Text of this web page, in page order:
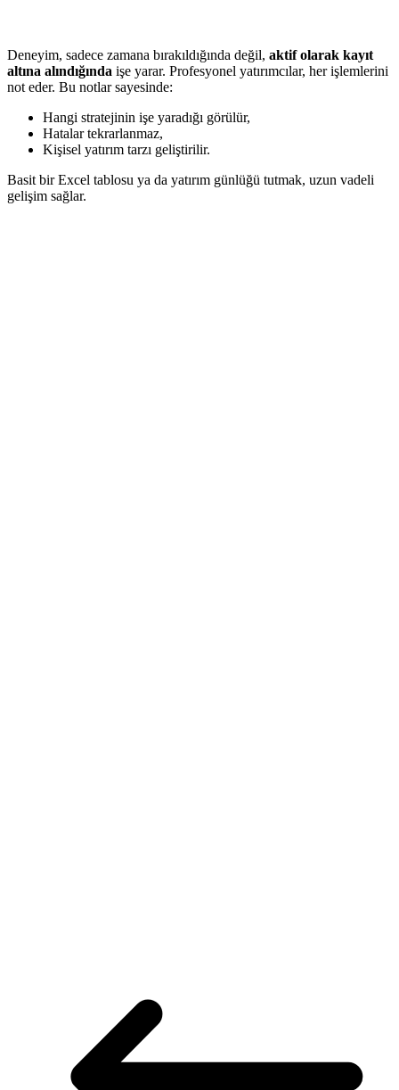
Deneyim, sadece zamana bırakıldığında değil, aktif olarak kayıt
altına alındığında işe yarar. Profesyonel yatırımcılar, her işlemlerini
not eder. Bu notlar sayesinde:
Hangi stratejinin işe yaradığı görülür,
Hatalar tekrarlanmaz,
Kişisel yatırım tarzı geliştirilir.
Basit bir Excel tablosu ya da yatırım günlüğü tutmak, uzun vadeli
gelişim sağlar.